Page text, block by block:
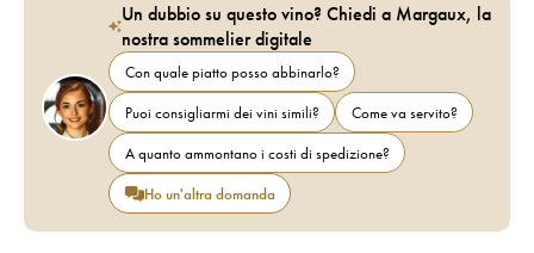
Un dubbio su questo vino? Chiedi a Margaux, la
nostra sommelier digitale
Con quale piatto posso abbinarlo?
Puoi consigliarmi dei vini simili?
Come va servito?
A quanto ammontano i costi di spedizione?
Ho un'altra domanda